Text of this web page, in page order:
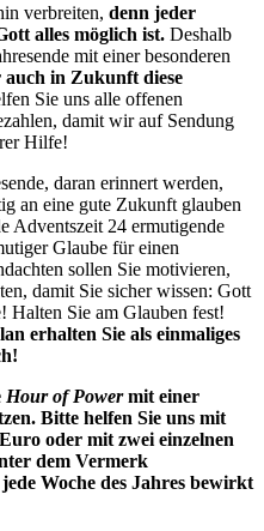
verbreiten, denn jeder
alles möglich ist. Deshalb
mit einer besonderen
in Zukunft diese
Sie uns alle offenen
damit wir auf Sendung
Hilfe!
daran erinnert werden,
an eine gute Zukunft glauben
Adventszeit 24 ermutigende
Glaube für einen
sollen Sie motivieren,
damit Sie sicher wissen: Gott
Halten Sie am Glauben fest!
erhalten Sie als einmaliges
Hour of Powermit einer
Bitte helfen Sie uns mit
oder mit zwei einzelnen
dem Vermerk
Woche des Jahres bewirkt